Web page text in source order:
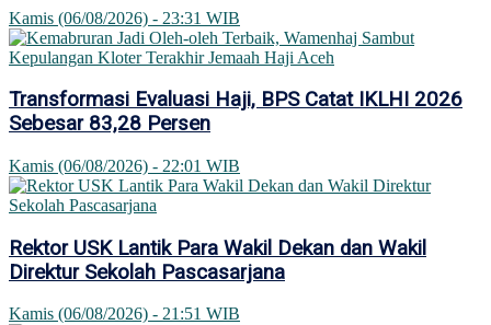
Kamis (06/08/2026) - 23:31 WIB
Transformasi Evaluasi Haji, BPS Catat IKLHI 2026
Sebesar 83,28 Persen
Kamis (06/08/2026) - 22:01 WIB
Rektor USK Lantik Para Wakil Dekan dan Wakil
Direktur Sekolah Pascasarjana
Kamis (06/08/2026) - 21:51 WIB